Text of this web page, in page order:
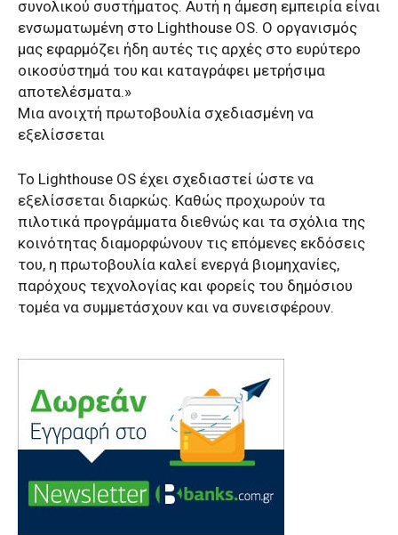
συνολικού συστήματος. Αυτή η άμεση εμπειρία είναι
ενσωματωμένη στο Lighthouse OS. Ο οργανισμός
μας εφαρμόζει ήδη αυτές τις αρχές στο ευρύτερο
οικοσύστημά του και καταγράφει μετρήσιμα
αποτελέσματα.»
Μια ανοιχτή πρωτοβουλία σχεδιασμένη να
εξελίσσεται
Το Lighthouse OS έχει σχεδιαστεί ώστε να
εξελίσσεται διαρκώς. Καθώς προχωρούν τα
πιλοτικά προγράμματα διεθνώς και τα σχόλια της
κοινότητας διαμορφώνουν τις επόμενες εκδόσεις
του, η πρωτοβουλία καλεί ενεργά βιομηχανίες,
παρόχους τεχνολογίας και φορείς του δημόσιου
τομέα να συμμετάσχουν και να συνεισφέρουν.